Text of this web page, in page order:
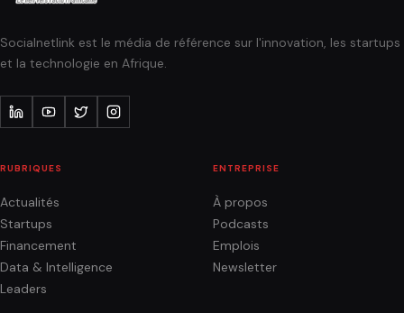
Socialnetlink est le média de référence sur l'innovation, les startups
et la technologie en Afrique.
RUBRIQUES
Actualités
Startups
Financement
Data & Intelligence
Leaders
ENTREPRISE
À propos
Podcasts
Emplois
Newsletter